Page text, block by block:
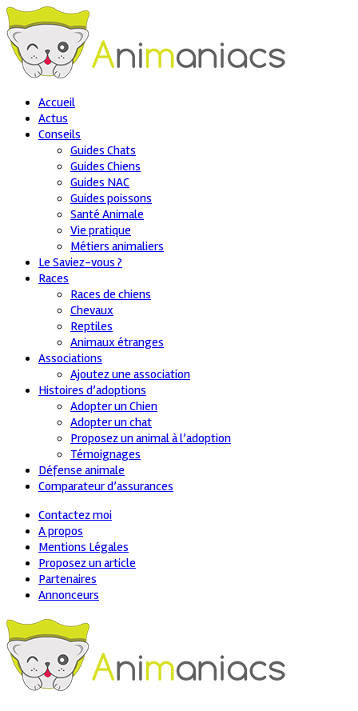
Accueil
Actus
Conseils
Guides Chats
Guides Chiens
Guides NAC
Guides poissons
Santé Animale
Vie pratique
Métiers animaliers
Le Saviez-vous ?
Races
Races de chiens
Chevaux
Reptiles
Animaux étranges
Associations
Ajoutez une association
Histoires d’adoptions
Adopter un Chien
Adopter un chat
Proposez un animal à l’adoption
Témoignages
Défense animale
Comparateur d’assurances
Contactez moi
A propos
Mentions Légales
Proposez un article
Partenaires
Annonceurs